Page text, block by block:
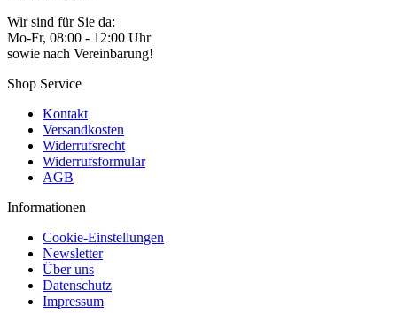
Wir sind für Sie da:
Mo-Fr, 08:00 - 12:00 Uhr
sowie nach Vereinbarung!
Shop Service
Kontakt
Versandkosten
Widerrufsrecht
Widerrufsformular
AGB
Informationen
Cookie-Einstellungen
Newsletter
Über uns
Datenschutz
Impressum